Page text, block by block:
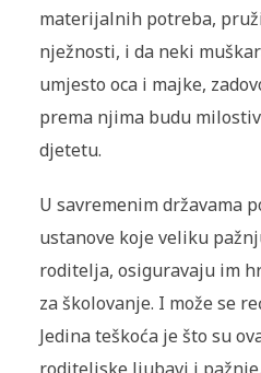
materijalnih potreba,
nježnosti, i da neki
umjesto oca i majke,
prema njima budu
djetetu.
U savremenim državama
ustanove koje veliku
roditelja, osiguravaju im
za školovanje. I može se
Jedina teškoća je što su